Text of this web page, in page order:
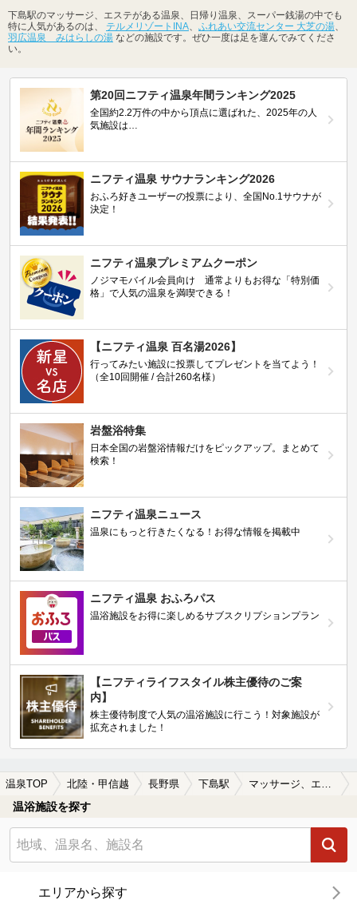
下島駅のマッサージ、エステがある温泉、日帰り温泉、スーパー銭湯の中でも
特に人気があるのは、 テルメリゾートINA ふれあい交流センター 大芝の湯
羽広温泉 みはらしの湯 などの施設です。ぜひ一度は足を運んでみてくださ
い。
第20回ニフティ温泉年間ランキング2025
全国約2.2万件の中から頂点に選ばれた、2025年の人
気施設は…
ニフティ温泉 サウナランキング2026
おふろ好きユーザーの投票により、全国No.1サウナが
決定！
ニフティ温泉プレミアムクーポン
ノジマモバイル会員向け 通常よりもお得な「特別価
格」で人気の温泉を満喫できる！
【ニフティ温泉 百名湯2026】
行ってみたい施設に投票してプレゼントを当てよう！
（全10回開催 / 合計260名様）
岩盤浴特集
日本全国の岩盤浴情報だけをピックアップ。まとめて
検索！
ニフティ温泉ニュース
温泉にもっと行きたくなる！お得な情報を掲載中
ニフティ温泉 おふろパス
温浴施設をお得に楽しめるサブスクリプションプラン
【ニフティライフスタイル株主優待のご案
内】
株主優待制度で人気の温浴施設に行こう！対象施設が
拡充されました！
温泉TOP 北陸・甲信越 長野県 下島駅 マッサージ、エステがある下島駅近くの温泉、日帰り温泉、スーパー銭湯おすすめ
温浴施設を探す
エリアから探す